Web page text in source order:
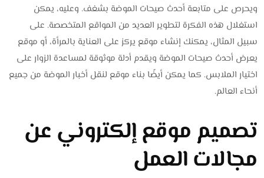
ويحرص على متابعة أحدث صيحات الموضة بشغف. وعليه، يمكن
استغلال هذه الفكرة لتطوير العديد من المواقع المتخصصة. على
سبيل المثال، يمكنك إنشاء موقع يركز على العناية بالمرأة، أو موقع
يعرض أحدث صيحات الموضة ويقدم أدلة موثوقة لمساعدة الزوار على
اختيار الملابس. كما يمكن أيضًا بناء موقع لنقل أخبار الموضة من جميع
أنحاء العالم.
تصميم موقع إلكتروني عن
مجالات العمل